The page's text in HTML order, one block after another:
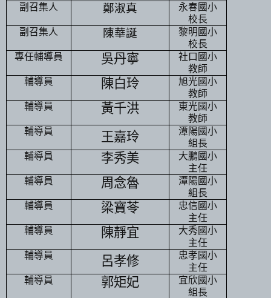
副召集人
鄭淑真
永春國小
校長
副召集人
陳華誕
黎明國小
校長
專任輔導員
吳丹寧
社口國小
教師
輔導員
陳白玲
旭光國小
教師
輔導員
黃千洪
東光國小
教師
輔導員
王嘉玲
潭陽國小
組長
輔導員
李秀美
大鵬國小
主任
輔導員
周念魯
潭陽國小
組長
輔導員
梁寶苓
忠信國小
主任
輔導員
陳靜宜
大秀國小
主任
輔導員
呂孝修
忠孝國小
主任
輔導員
郭矩妃
宜欣國小
組長